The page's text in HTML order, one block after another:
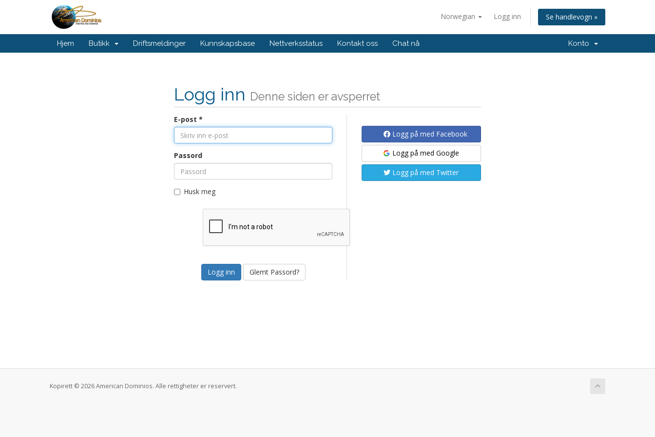
Norwegian Logg inn Se handlevogn »
Hjem Butikk Driftsmeldinger Kunnskapsbase Nettverksstatus Kontakt oss Chat nå Konto
Logg inn Denne siden er avsperret
E-post *
Passord
Husk meg
Glemt Passord?
Logg på med Facebook
Logg på med Google
Logg på med Twitter
Kopirett © 2026 American Dominios. Alle rettigheter er reservert.